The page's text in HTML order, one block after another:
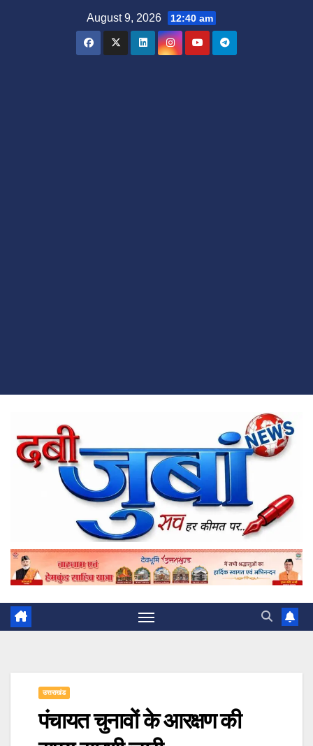
August 9, 2026 12:40 am
उत्तराखंड
पंचायत चुनावों के आरक्षण की